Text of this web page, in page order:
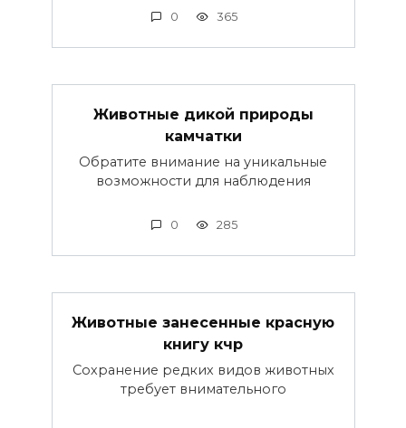
0 365
Животные дикой природы
камчатки
Обратите внимание на уникальные
возможности для наблюдения
0 285
Животные занесенные красную
книгу кчр
Сохранение редких видов животных
требует внимательного